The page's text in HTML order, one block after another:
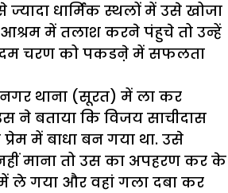
ज्यादा धार्मिक स्थलों में उसे खोजा
में तलाश करने पंहुचे तो उन्हें
चरण को पकडऩे में सफलता
थाना (सूरत) में ला कर
ने बताया कि विजय साचीदास
में बाधा बन गया था. उसे
माना तो उस का अपहरण कर के
में ले गया और वहां गला दबा कर